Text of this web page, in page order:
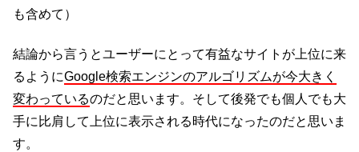
も含めて）
結論から言うとユーザーにとって有益なサイトが上位に来
るようにGoogle検索エンジンのアルゴリズムが今大きく
変わっているのだと思います。そして後発でも個人でも大
手に比肩して上位に表示される時代になったのだと思いま
す。